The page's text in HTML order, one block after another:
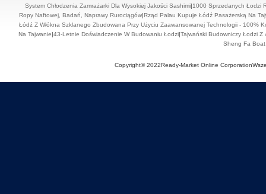
System Chłodzenia Zamrażarki Dla Wysokiej Jakości Sashimi|1000 Sprzedanych Łodzi
Ropy Naftowej, Badań, Naprawy Rurociągów|Rząd Palau Kupuje Łódź Pasażerską Na
Łódź Z Włókna Szklanego Zbudowana Przy Użyciu Zaawansowanej Technologii - 100%
Na Tajwanie|43-Letnie Doświadczenie W Budowaniu Łodzi|Tajwański Budowniczy Łodzi Z
Sheng Fa
Copyright© 2022Ready-Market Online